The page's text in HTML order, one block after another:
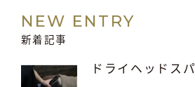
NEW ENTRY
新着記事
ドライヘッドスパ